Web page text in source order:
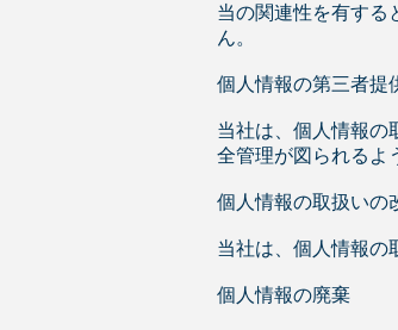
当の関連性を有する
ん。
個人情報の第三者提
当社は、個人情報の
全管理が図られるよ
個人情報の取扱いの
当社は、個人情報の
個人情報の廃棄